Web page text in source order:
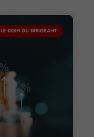
LE COIN DU DIRIGEANT